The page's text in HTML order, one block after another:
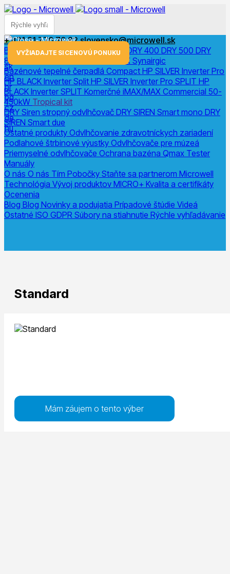
+ 421 31 770 70 82 slovensko@microwell.sk
menu
sk
en
hr
bg
cz
de
hu
Bazénové odvlhčovače DRY 300 DRY 400 DRY 500 DRY
800
DRY X Synairgic
Bazénové tepelné čerpadlá Compact HP SILVER Inverter Pro
HP BLACK Inverter Split HP SILVER Inverter Pro SPLIT HP
BLACK Inverter SPLIT Komerčné iMAX/MAX Commercial 50-
450kW Tropical kit
DRY Siren stropný odvlhčovač DRY SIREN Smart mono DRY
SIREN Smart due
Ostatné produkty Odvlhčovanie zdravotníckych zariadení
Podlahové štrbinové výustky Odvlhčovače pre múzeá
Priemyselné odvlhčovače Ochrana bazéna Qmax Tester
Manuály
O nás O nás Tím Pobočky Staňte sa partnerom Microwell
Technológia Vývoj produktov MICRO+ Kvalita a certifikáty
Ocenenia
Blog Blog Novinky a podujatia Prípadové štúdie Videá
Ostatné ISO GDPR Súbory na stiahnutie Rýchle vyhľadávanie
Standard
Mám záujem o tento výber
VYŽIADAJTE SI CENOVÚ PONUKU